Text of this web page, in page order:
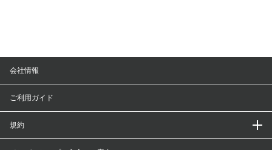
会社情報
ご利用ガイド
規約